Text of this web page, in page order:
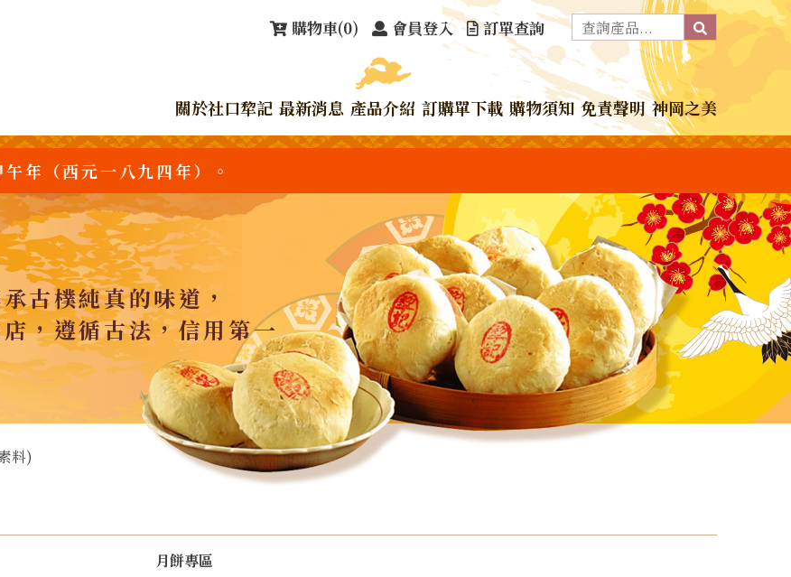
購物車(0) 會員登入 訂單查詢
關於社口犂記 最新消息 產品介紹 訂購單下載 購物須知 免責聲明 神岡之美
年（西元一八九四年）。
古樸純真的味道，
，遵循古法，信用第一
料)
月餅專區